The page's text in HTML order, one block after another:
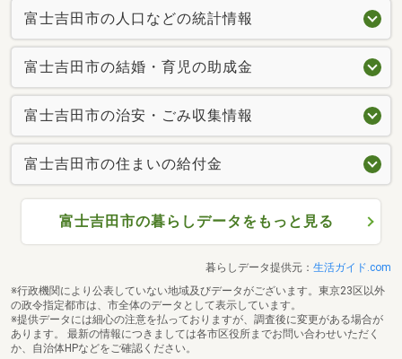
富士吉田市の人口などの統計情報
富士吉田市の結婚・育児の助成金
富士吉田市の治安・ごみ収集情報
富士吉田市の住まいの給付金
富士吉田市の暮らしデータをもっと見る
暮らしデータ提供元： 生活ガイド.com
※行政機関により公表していない地域及びデータがございます。東京23区以外
の政令指定都市は、市全体のデータとして表示しています。
※提供データには細心の注意を払っておりますが、調査後に変更がある場合が
あります。 最新の情報につきましては各市区役所までお問い合わせいただく
か、自治体HPなどをご確認ください。